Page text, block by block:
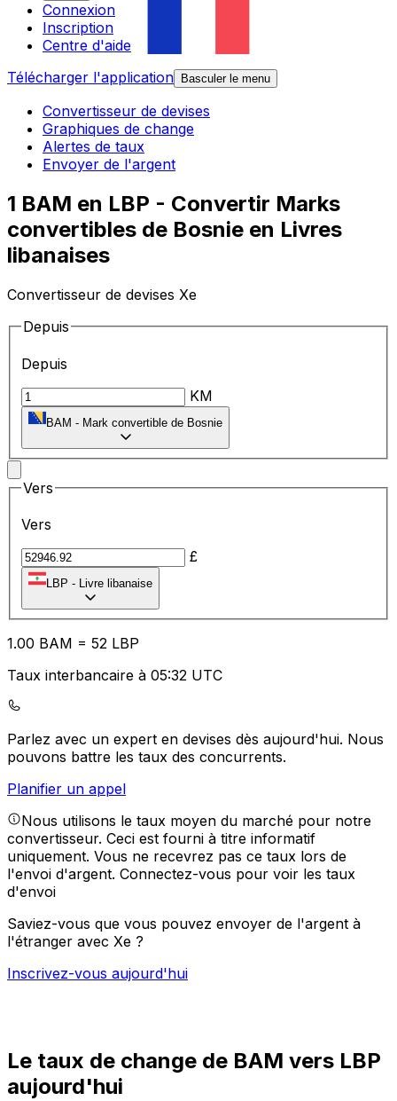
Connexion
Inscription
Centre d'aide
Télécharger l'application
Basculer le menu
Convertisseur de devises
Graphiques de change
Alertes de taux
Envoyer de l'argent
1 BAM en LBP - Convertir Marks
convertibles de Bosnie en Livres
libanaises
Convertisseur de devises Xe
Depuis
Depuis
KM
BAM - Mark convertible de Bosnie
Vers
Vers
£
LBP - Livre libanaise
1.00 BAM = 52 LBP
Taux interbancaire à 05:32 UTC
Parlez avec un expert en devises dès aujourd'hui. Nous
pouvons battre les taux des concurrents.
Planifier un appel
Nous utilisons le taux moyen du marché pour notre
convertisseur. Ceci est fourni à titre informatif
uniquement. Vous ne recevrez pas ce taux lors de
l'envoi d'argent. Connectez-vous pour voir les taux
d'envoi
Saviez-vous que vous pouvez envoyer de l'argent à
l'étranger avec Xe ?
Inscrivez-vous aujourd'hui
Le taux de change de BAM vers LBP
aujourd'hui